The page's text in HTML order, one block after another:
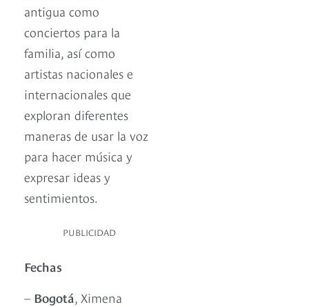
antigua como
conciertos para la
familia, así como
artistas nacionales e
internacionales que
exploran diferentes
maneras de usar la voz
para hacer música y
expresar ideas y
sentimientos.
PUBLICIDAD
Fechas
– Bogotá, Ximena